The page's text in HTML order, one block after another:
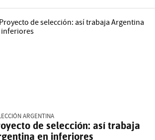
ARGENTINA
de selección: así trabaja
en inferiores